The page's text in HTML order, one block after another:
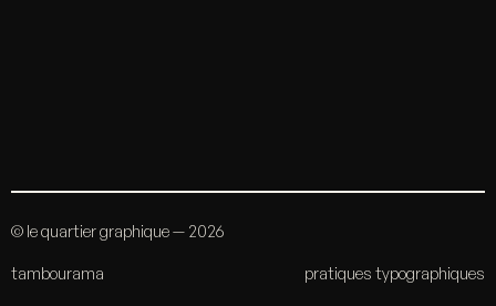
© le quartier graphique — 2026
tambourama pratiques typographiques